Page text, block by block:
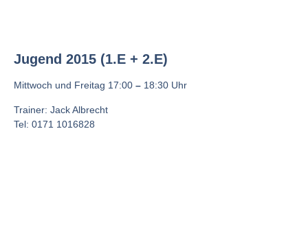
Jugend 2015 (1.E + 2.E)
Mittwoch und Freitag 17:00 – 18:30 Uhr
Trainer: Jack Albrecht
Tel: 0171 1016828